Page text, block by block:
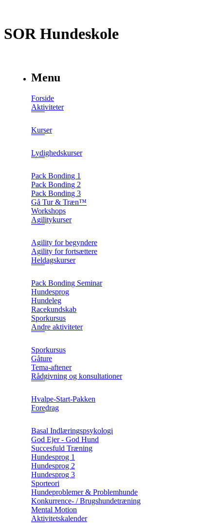
SOR Hundeskole
Menu
Forside
Aktiviteter
Kurser
Lydighedskurser
Pack Bonding 1
Pack Bonding 2
Pack Bonding 3
Gå Tur & Træn™
Workshops
Agilitykurser
Agility for begyndere
Agility for fortsættere
Heldagskurser
Pack Bonding Seminar
Hundesprog
Hundeleg
Racekundskab
Sporkursus
Andre aktiviteter
Sporkursus
Gåture
Tema-aftener
Rådgivning og konsultationer
Hvalpe-Start-Pakken
Foredrag
Basal Indlæringspsykologi
God Ejer - God Hund
Succesfuld Træning
Hundesprog 1
Hundesprog 2
Hundesprog 3
Sporteori
Hundeproblemer & Problemhunde
Konkurrence- / Brugshundetræning
Mental Motion
Aktivitetskalender